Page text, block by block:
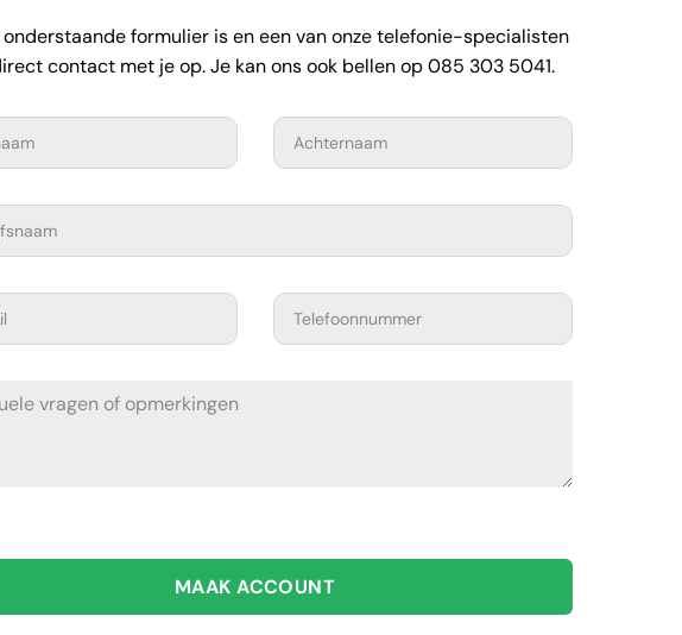
formulier is en een van onze telefonie-specialisten
contact met je op. Je kan ons ook bellen op 085 303 5041.
MAAK ACCOUNT